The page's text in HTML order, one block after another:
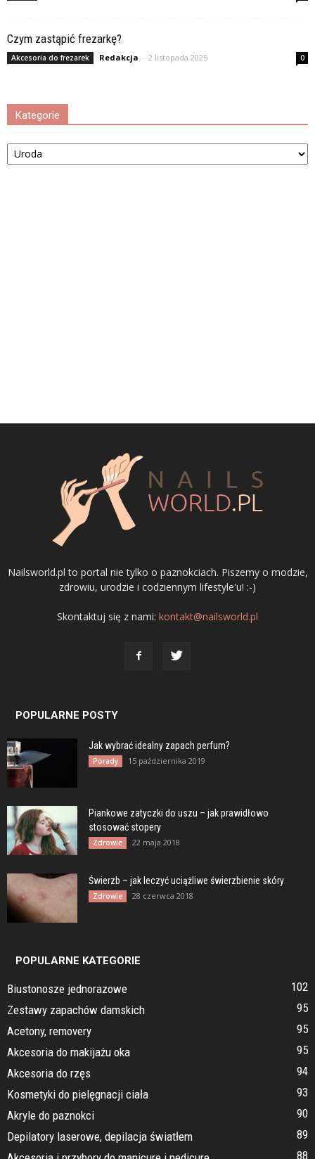
Czym zastąpić frezarkę?
Akcesoria do frezarek Redakcja - 2 listopada 2025 0
Kategorie
Kategorie
Nailsworld.pl to portal nie tylko o paznokciach. Piszemy o modzie,
zdrowiu, urodzie i codziennym lifestyle'u! :-)
Skontaktuj się z nami: kontakt@nailsworld.pl
POPULARNE POSTY
Jak wybrać idealny zapach perfum?
Porady 15 października 2019
Piankowe zatyczki do uszu – jak prawidłowo
stosować stopery
Zdrowie 22 maja 2018
Świerzb – jak leczyć uciążliwe świerzbienie skóry
Zdrowie 28 czerwca 2018
POPULARNE KATEGORIE
Biustonosze jednorazowe
102
Zestawy zapachów damskich
95
Acetony, removery
95
Akcesoria do makijażu oka
95
Akcesoria do rzęs
94
Kosmetyki do pielęgnacji ciała
93
Akryle do paznokci
90
Depilatory laserowe, depilacja światłem
89
88